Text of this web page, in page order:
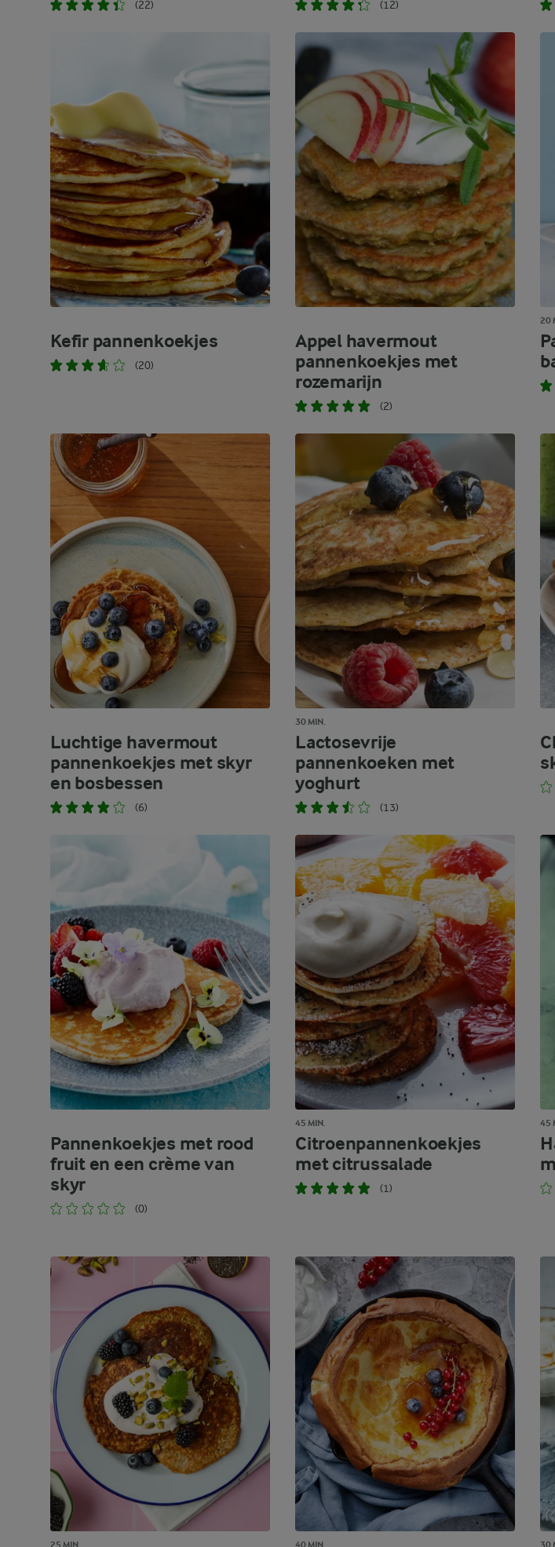
(22) (12)
Kefir pannenkoekjes
(20)
Appel havermout
pannenkoekjes met
rozemarijn
(2)
20
Luchtige havermout
pannenkoekjes met skyr
en bosbessen
(6)
30 MIN.
Lactosevrije
pannenkoeken met
yoghurt
(13)
Pannenkoekjes met rood
fruit en een crème van
skyr
(0)
45 MIN.
Citroenpannenkoekjes
met citrussalade
(1)
45
25 MIN. 40 MIN. 30